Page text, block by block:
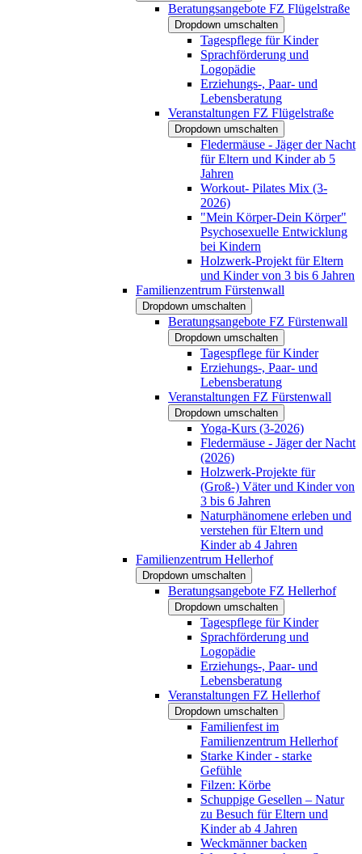
Beratungsangebote FZ Flügelstraße
Dropdown umschalten
Tagespflege für Kinder
Sprachförderung und
Logopädie
Erziehungs-, Paar- und
Lebensberatung
Veranstaltungen FZ Flügelstraße
Dropdown umschalten
Fledermäuse - Jäger der Nacht
für Eltern und Kinder ab 5
Jahren
Workout- Pilates Mix (3-
2026)
"Mein Körper-Dein Körper"
Psychosexuelle Entwicklung
bei Kindern
Holzwerk-Projekt für Eltern
und Kinder von 3 bis 6 Jahren
Familienzentrum Fürstenwall
Dropdown umschalten
Beratungsangebote FZ Fürstenwall
Dropdown umschalten
Tagespflege für Kinder
Erziehungs-, Paar- und
Lebensberatung
Veranstaltungen FZ Fürstenwall
Dropdown umschalten
Yoga-Kurs (3-2026)
Fledermäuse - Jäger der Nacht
(2026)
Holzwerk-Projekte für
(Groß-) Väter und Kinder von
3 bis 6 Jahren
Naturphänomene erleben und
verstehen für Eltern und
Kinder ab 4 Jahren
Familienzentrum Hellerhof
Dropdown umschalten
Beratungsangebote FZ Hellerhof
Dropdown umschalten
Tagespflege für Kinder
Sprachförderung und
Logopädie
Erziehungs-, Paar- und
Lebensberatung
Veranstaltungen FZ Hellerhof
Dropdown umschalten
Familienfest im
Familienzentrum Hellerhof
Starke Kinder - starke
Gefühle
Filzen: Körbe
Schuppige Gesellen – Natur
zu Besuch für Eltern und
Kinder ab 4 Jahren
Weckmänner backen